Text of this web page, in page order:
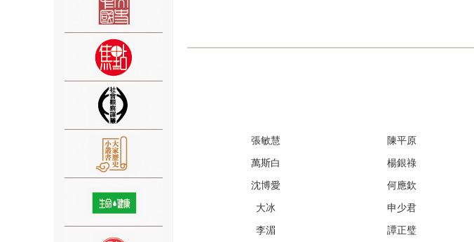
張敏慧 陳平原
萬斯白
楊銀祿
沈博愛
何應欽
大冰
申少君
李湄
譚正璧